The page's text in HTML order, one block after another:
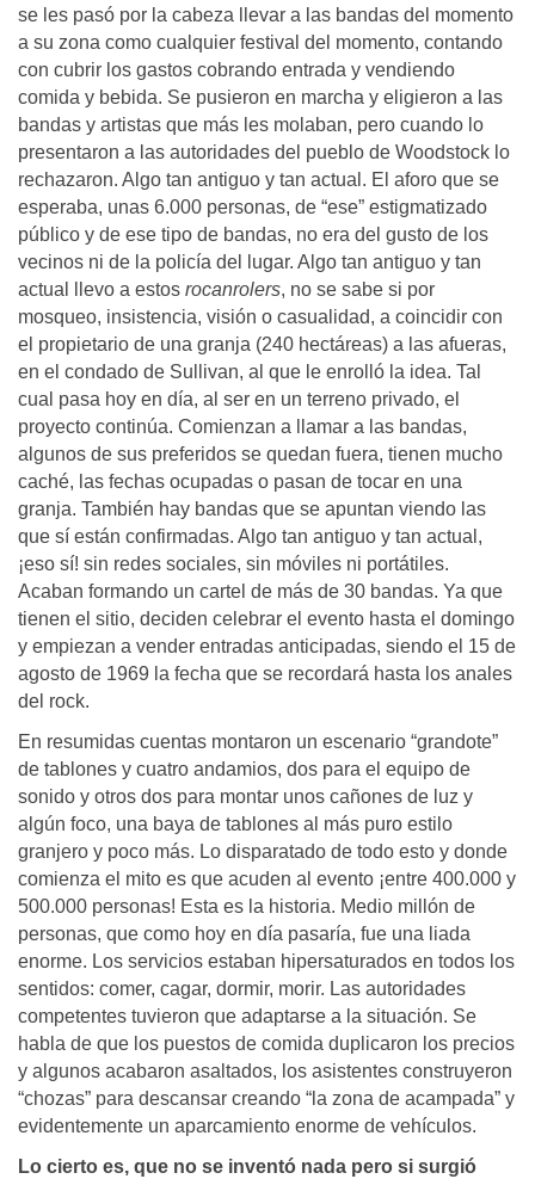
se les pasó por la cabeza llevar a las bandas del momento
a su zona como cualquier festival del momento, contando
con cubrir los gastos cobrando entrada y vendiendo
comida y bebida. Se pusieron en marcha y eligieron a las
bandas y artistas que más les molaban, pero cuando lo
presentaron a las autoridades del pueblo de Woodstock lo
rechazaron. Algo tan antiguo y tan actual. El aforo que se
esperaba, unas 6.000 personas, de “ese” estigmatizado
público y de ese tipo de bandas, no era del gusto de los
vecinos ni de la policía del lugar. Algo tan antiguo y tan
actual llevo a estos rocanrolers, no se sabe si por
mosqueo, insistencia, visión o casualidad, a coincidir con
el propietario de una granja (240 hectáreas) a las afueras,
en el condado de Sullivan, al que le enrolló la idea. Tal
cual pasa hoy en día, al ser en un terreno privado, el
proyecto continúa. Comienzan a llamar a las bandas,
algunos de sus preferidos se quedan fuera, tienen mucho
caché, las fechas ocupadas o pasan de tocar en una
granja. También hay bandas que se apuntan viendo las
que sí están confirmadas. Algo tan antiguo y tan actual,
¡eso sí! sin redes sociales, sin móviles ni portátiles.
Acaban formando un cartel de más de 30 bandas. Ya que
tienen el sitio, deciden celebrar el evento hasta el domingo
y empiezan a vender entradas anticipadas, siendo el 15 de
agosto de 1969 la fecha que se recordará hasta los anales
del rock.
En resumidas cuentas montaron un escenario “grandote”
de tablones y cuatro andamios, dos para el equipo de
sonido y otros dos para montar unos cañones de luz y
algún foco, una baya de tablones al más puro estilo
granjero y poco más. Lo disparatado de todo esto y donde
comienza el mito es que acuden al evento ¡entre 400.000 y
500.000 personas! Esta es la historia. Medio millón de
personas, que como hoy en día pasaría, fue una liada
enorme. Los servicios estaban hipersaturados en todos los
sentidos: comer, cagar, dormir, morir. Las autoridades
competentes tuvieron que adaptarse a la situación. Se
habla de que los puestos de comida duplicaron los precios
y algunos acabaron asaltados, los asistentes construyeron
“chozas” para descansar creando “la zona de acampada” y
evidentemente un aparcamiento enorme de vehículos.
Lo cierto es, que no se inventó nada pero si surgió